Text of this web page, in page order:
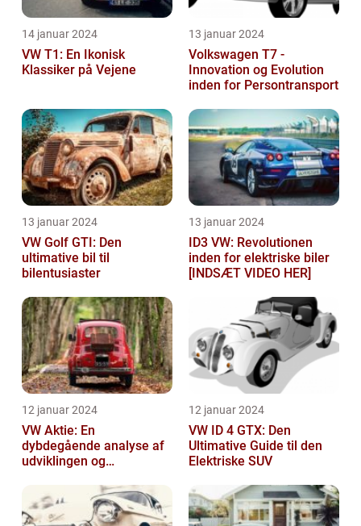
14 januar 2024
VW T1: En Ikonisk
Klassiker på Vejene
13 januar 2024
Volkswagen T7 -
Innovation og Evolution
inden for Persontransport
13 januar 2024
VW Golf GTI: Den
ultimative bil til
bilentusiaster
13 januar 2024
ID3 VW: Revolutionen
inden for elektriske biler
[INDSÆT VIDEO HER]
12 januar 2024
VW Aktie: En
dybdegående analyse af
udviklingen og
12 januar 2024
VW ID 4 GTX: Den
Ultimative Guide til den
Elektriske SUV